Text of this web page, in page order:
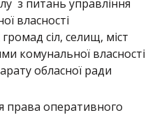
з питань управління
власності
сіл, селищ, міст
комунальної власності
обласної ради
права оперативного